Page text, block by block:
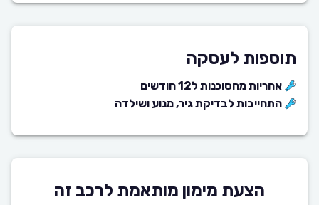
תוספות לעסקה
אחריות מהסוכנות ל12 חודשים
התחייבות לבדיקת גיר, מנוע ושילדה
הצעת מימון מותאמת לרכב זה